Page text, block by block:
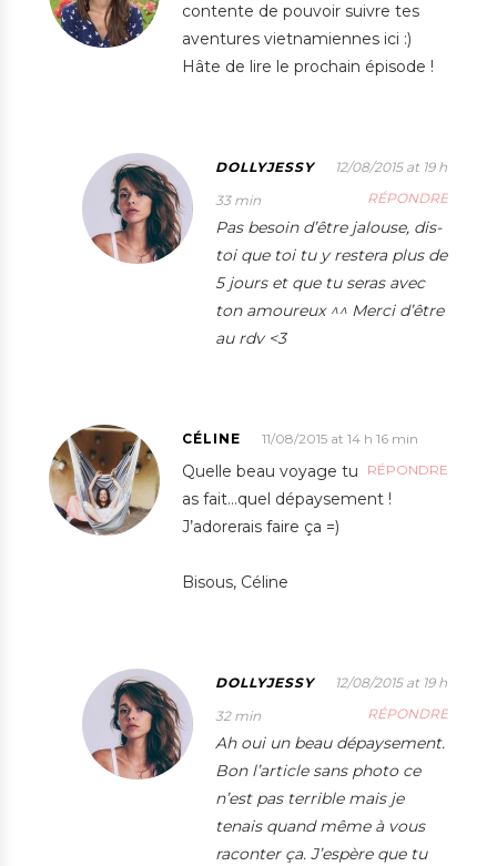
contente de pouvoir suivre tes
aventures vietnamiennes ici :)
Hâte de lire le prochain épisode !
DOLLYJESSY
12/08/2015 at 19 h
33 min
RÉPONDRE
Pas besoin d’être jalouse, dis-
toi que toi tu y restera plus de
5 jours et que tu seras avec
ton amoureux ^^ Merci d’être
au rdv <3
CÉLINE
11/08/2015 at 14 h 16 min
RÉPONDRE
Quelle beau voyage tu
as fait…quel dépaysement !
J’adorerais faire ça =)
Bisous, Céline
DOLLYJESSY
12/08/2015 at 19 h
32 min
RÉPONDRE
Ah oui un beau dépaysement.
Bon l’article sans photo ce
n’est pas terrible mais je
tenais quand même à vous
raconter ça. J’espère que tu